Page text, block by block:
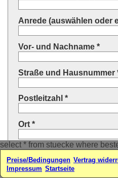
select * from stuecke where
Anrede (auswählen oder
Vor- und Nachname *
Straße und Hausnummer
Postleitzahl *
Ort *
Land * (auswählen oder
Ihre E-Mail-Adresse*
Preise/Bedingungen Vertrag
Impressum Startseite